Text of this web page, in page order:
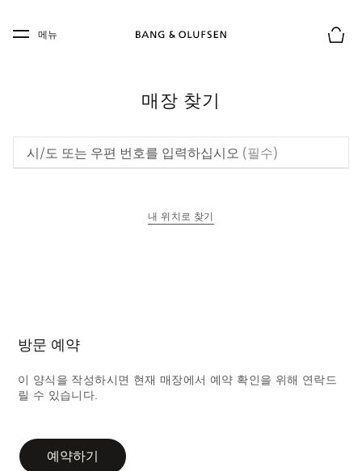
Skip to main footer
메뉴
매장 찾기
시/도 또는 우편 번호를 입력하십시오 (필수)
내 위치로 찾기
방문 예약
이 양식을 작성하시면 현재 매장에서 예약 확인을 위해 연락드
릴 수 있습니다.
예약하기